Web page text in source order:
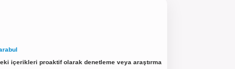
içerikleri proaktif olarak denetleme veya araştırma